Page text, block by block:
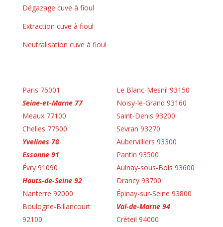
Dégazage cuve à fioul
Extraction cuve à fioul
Neutralisation cuve à fioul
Paris 75001
Seine-et-Marne 77
Meaux 77100
Chelles 77500
Yvelines 78
Essonne 91
Évry 91090
Hauts-de-Seine 92
Nanterre 92000
Boulogne-Billancourt
92100
Le Blanc-Mesnil 93150
Noisy-le-Grand 93160
Saint-Denis 93200
Sevran 93270
Aubervilliers 93300
Pantin 93500
Aulnay-sous-Bois 93600
Drancy 93700
Épinay-sur-Seine 93800
Val-de-Marne 94
Créteil 94000